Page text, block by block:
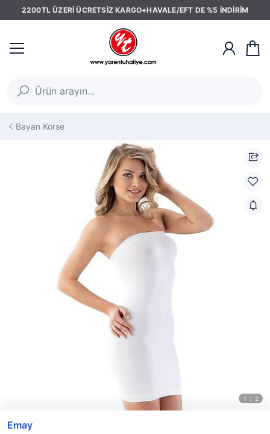
2200TL ÜZERİ ÜCRETSİZ KARGO+HAVALE/EFT DE %5 İNDİRİM
Bayan Korse
Emay